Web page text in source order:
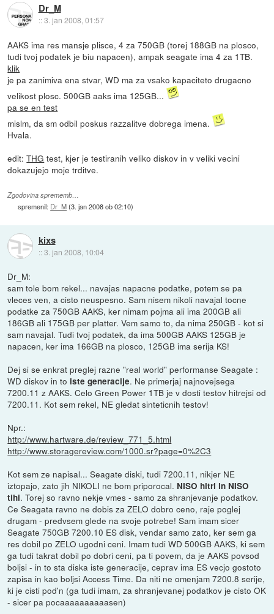
Dr_M
::3. jan 2008, 01:57
AAKS ima res mansje plisce, 4 za 750GB (torej 188GB na plosco,
tudi tvoj podatek je biu napacen), ampak seagate ima 4 za 1TB.
klik
je pa zanimiva ena stvar, WD ma za vsako kapaciteto drugacno
velikost plosc. 500GB aaks ima 125GB...
pa se en test
mislm, da sm odbil poskus razzalitve dobrega imena.
Hvala.
edit:THG test, kjer je testiranih veliko diskov in v veliki vecini
dokazujejo moje trditve.
Zgodovina sprememb…
spremenil: Dr_M(3. jan 2008 ob 02:10)
kixs
::3. jan 2008, 10:04
Dr_M:
sam tole bom rekel... navajas napacne podatke, potem se pa
vleces ven, a cisto neuspesno. Sam nisem nikoli navajal tocne
podatke za 750GB AAKS, ker nimam pojma ali ima 200GB ali
186GB ali 175GB per platter. Vem samo to, da nima 250GB - kot si
sam navajal. Tudi tvoj podatek, da ima 500GB AAKS 125GB je
napacen, ker ima 166GB na plosco, 125GB ima serija KS!
Dej si se enkrat preglej razne "real world" performanse Seagate :
WD diskov in to iste generacije. Ne primerjaj najnovejsega
7200.11 z AAKS. Celo Green Power 1TB je v dosti testov hitrejsi od
7200.11. Kot sem rekel, NE gledat sinteticnih testov!
Npr.:
http://www.hartware.de/review_771_5.html
http://www.storagereview.com/1000.sr?page=0%2C3
Kot sem ze napisal... Seagate diski, tudi 7200.11, nikjer NE
iztopajo, zato jih NIKOLI ne bom priporocal. NISO hitri in NISO
tihi. Torej so ravno nekje vmes - samo za shranjevanje podatkov.
Ce Seagata ravno ne dobis za ZELO dobro ceno, raje poglej
drugam - predvsem glede na svoje potrebe! Sam imam sicer
Seagate 750GB 7200.10 ES disk, vendar samo zato, ker sem ga
res dobil po ZELO ugodni ceni. Imam tudi WD 500GB AAKS, ki sem
ga tudi takrat dobil po dobri ceni, pa ti povem, da je AAKS povsod
boljsi - in to sta diska iste generacije, ceprav ima ES vecjo gostoto
zapisa in kao boljsi Access Time. Da niti ne omenjam 7200.8 serije,
ki je cisti pod'n (ga tudi imam, za shranjevanej podatkov je cisto OK
- sicer pa pocaaaaaaaaaasen)